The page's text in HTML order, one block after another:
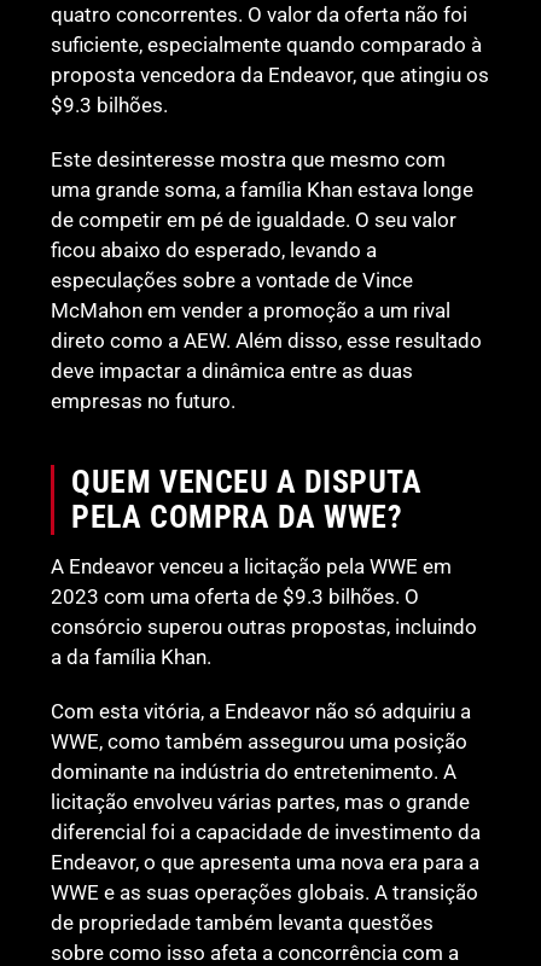
quatro concorrentes. O valor da oferta não foi
suficiente, especialmente quando comparado à
proposta vencedora da Endeavor, que atingiu os
$9.3 bilhões.
Este desinteresse mostra que mesmo com
uma grande soma, a família Khan estava longe
de competir em pé de igualdade. O seu valor
ficou abaixo do esperado, levando a
especulações sobre a vontade de Vince
McMahon em vender a promoção a um rival
direto como a AEW. Além disso, esse resultado
deve impactar a dinâmica entre as duas
empresas no futuro.
QUEM VENCEU A DISPUTA
PELA COMPRA DA WWE?
A Endeavor venceu a licitação pela WWE em
2023 com uma oferta de $9.3 bilhões. O
consórcio superou outras propostas, incluindo
a da família Khan.
Com esta vitória, a Endeavor não só adquiriu a
WWE, como também assegurou uma posição
dominante na indústria do entretenimento. A
licitação envolveu várias partes, mas o grande
diferencial foi a capacidade de investimento da
Endeavor, o que apresenta uma nova era para a
WWE e as suas operações globais. A transição
de propriedade também levanta questões
sobre como isso afeta a concorrência com a